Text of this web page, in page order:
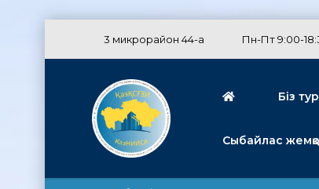
3 микрорайон 44-а Пн-Пт 9:00-
Біз
Сыбайлас